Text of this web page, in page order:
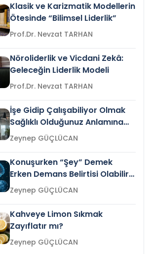
Klasik ve Karizmatik Modellerin
Ötesinde “Bilimsel Liderlik”
Prof.Dr. Nevzat TARHAN
Nöroliderlik ve Vicdani Zekâ:
Geleceğin Liderlik Modeli
Prof.Dr. Nevzat TARHAN
İşe Gidip Çalışabiliyor Olmak
Sağlıklı Olduğunuz Anlamına
Gelir mi?Zeynep GÜÇLÜCAN
Konuşurken “Şey” Demek
Erken Demans Belirtisi Olabilir
mi?
Zeynep GÜÇLÜCAN
Kahveye Limon Sıkmak
Zayıflatır mı?
Zeynep GÜÇLÜCAN